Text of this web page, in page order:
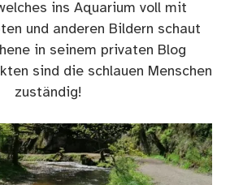
ins Aquarium voll mit
und anderen Bildern schaut
in seinem privaten Blog
sind die schlauen Menschen
zuständig!